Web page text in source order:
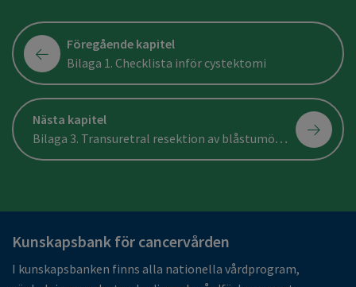
Föregående kapitel
Bilaga 1. Checklista inför cystektomi
Nästa kapitel
Bilaga 3. Transuretral resektion av blåstumör (TURB)
Kunskapsbank för cancervården
I kunskapsbanken finns alla nationella vårdprogram,